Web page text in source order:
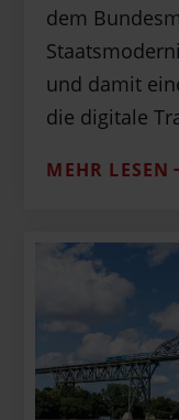
dem
und damit
die digitale
MEHR LESEN